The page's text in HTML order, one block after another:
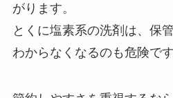
がります。
とくに塩素系の洗剤は、保
わからなくなるのも危険です